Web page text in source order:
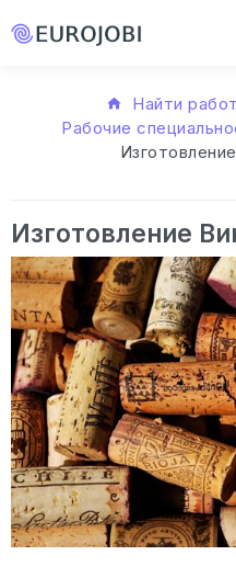
Найти
Рабочие
Изготовление